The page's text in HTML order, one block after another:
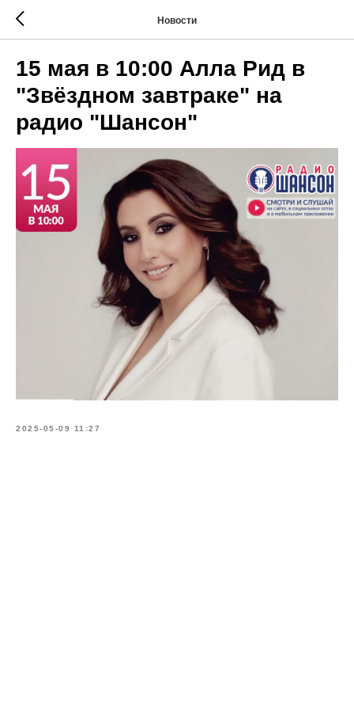
Новости
15 мая в 10:00 Алла Рид в
"Звёздном завтраке" на
радио "Шансон"
2025-05-09 11:27